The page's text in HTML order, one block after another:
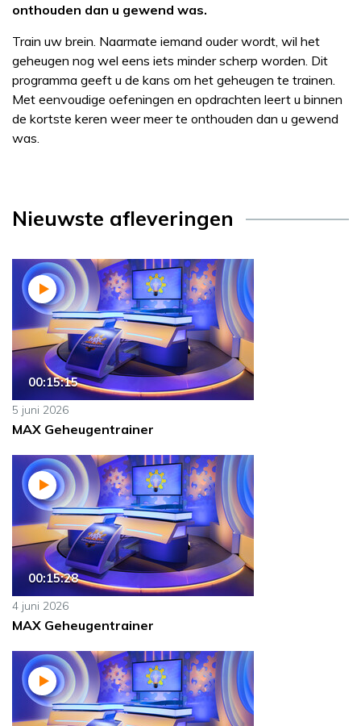
onthouden dan u gewend was.
Train uw brein. Naarmate iemand ouder wordt, wil het
geheugen nog wel eens iets minder scherp worden. Dit
programma geeft u de kans om het geheugen te trainen.
Met eenvoudige oefeningen en opdrachten leert u binnen
de kortste keren weer meer te onthouden dan u gewend
was.
Nieuwste afleveringen
00:15:15
5 juni 2026
MAX Geheugentrainer
00:15:28
4 juni 2026
MAX Geheugentrainer